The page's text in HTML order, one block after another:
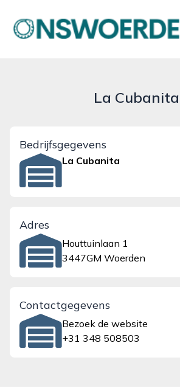
onswoerden.nl
La Cubanita
Bedrijfsgegevens
La Cubanita
Adres
Houttuinlaan 1
3447GM Woerden
Contactgegevens
Bezoek de website
+31 348 508503